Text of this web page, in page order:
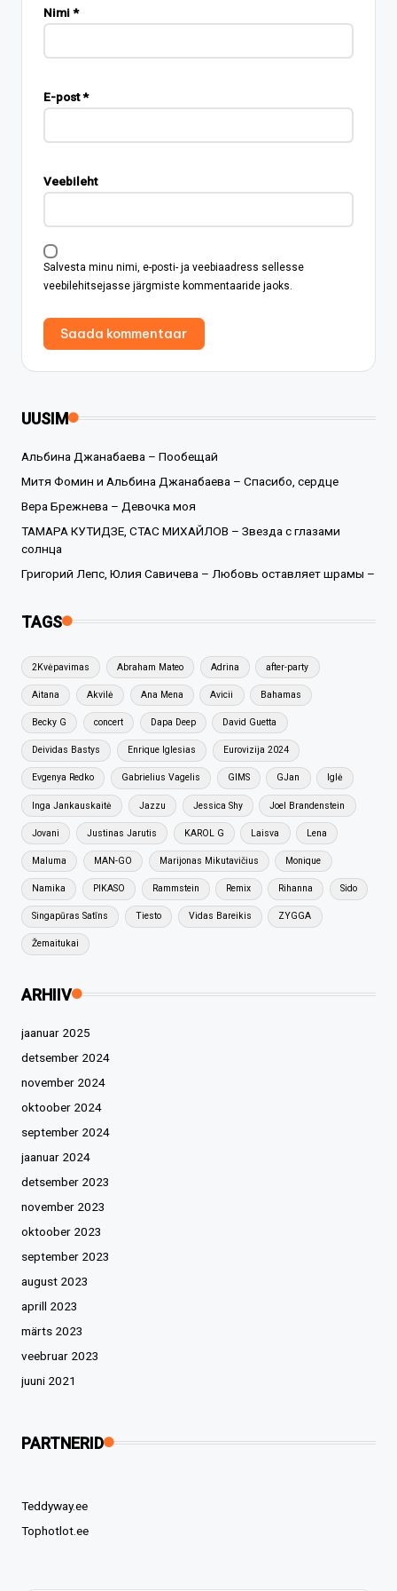
Nimi*
E-post*
Veebileht
Salvesta minu nimi, e-posti- ja veebiaadress sellesse
veebilehitsejasse järgmiste kommentaaride jaoks.
UUSIM
Альбина Джанабаева – Пообещай
Митя Фомин и Альбина Джанабаева – Спасибо, сердце
Вера Брежнева – Девочка моя
ТАМАРА КУТИДЗЕ, СТАС МИХАЙЛОВ – Звезда с глазами
солнца
Григорий Лепс, Юлия Савичева – Любовь оставляет шрамы –
TAGS
2Kvėpavimas Abraham Mateo Adrina after-party
Aitana Akvilė Ana Mena Avicii Bahamas
Becky G concert Dapa Deep David Guetta
Deividas Bastys Enrique Iglesias Eurovizija 2024
Evgenya Redko Gabrielius Vagelis GIMS GJan Iglė
Inga Jankauskaitė Jazzu Jessica Shy Joel Brandenstein
Jovani Justinas Jarutis KAROL G Laisva Lena
Maluma MAN-GO Marijonas Mikutavičius Monique
Namika PIKASO Rammstein Remix Rihanna Sido
Singapūras Satīns Tiesto Vidas Bareikis ZYGGA
Žemaitukai
ARHIIV
jaanuar 2025
detsember 2024
november 2024
oktoober 2024
september 2024
jaanuar 2024
detsember 2023
november 2023
oktoober 2023
september 2023
august 2023
aprill 2023
märts 2023
veebruar 2023
juuni 2021
PARTNERID
Teddyway.ee
Tophotlot.ee